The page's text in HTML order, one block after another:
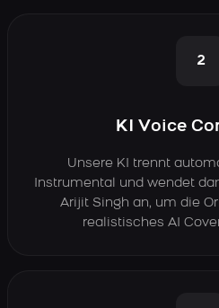
2
KI Voice
Unsere KI trennt
Instrumental und wendet
Arijit Singh an, um die
realistisches AI